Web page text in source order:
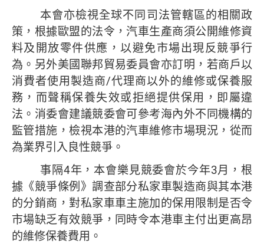
本會亦檢視全球不同司法管轄區的相關政
策，根據歐盟的法令，汽車生產商須公開維修資
料及開放零件供應，以避免市場出現反競爭行
為。另外美國聯邦貿易委員會亦訂明，若商戶以
消費者使用製造商/代理商以外的維修或保養服
務，而聲稱保養失效或拒絕提供保用，即屬違
法。消委會建議競委會可參考海內外不同機構的
監管措施，檢視本港的汽車維修市場現況，從而
為業界引入良性競爭。
事隔4年，本會樂見競委會於今年3月，根
據《競爭條例》調查部分私家車製造商與其本港
的分銷商，對私家車車主施加的保用限制是否令
市場缺乏有效競爭，同時令本港車主付出更高昂
的維修保養費用。